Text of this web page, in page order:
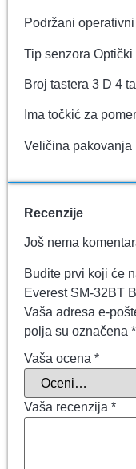
Podržani
Tip senzora Optički
Broj tastera 3 D 4
Ima točkić za
Veličina pakovanja
Recenzije
Još nema
Budite prvi koji će
Everest SM-32BT
Vaša adresa e-
polja su označena *
Vaša ocena *
Vaša recenzija *